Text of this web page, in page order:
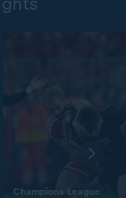
Champions League